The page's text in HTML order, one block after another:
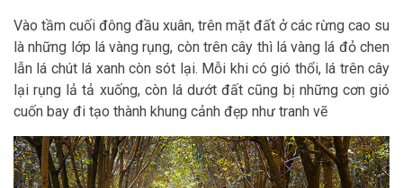
Vào tầm cuối đông đầu xuân, trên mặt đất ở các rừng cao su
là những lớp lá vàng rụng, còn trên cây thì lá vàng lá đỏ chen
lẫn lá chút lá xanh còn sót lại. Mỗi khi có gió thổi, lá trên cây
lại rụng lả tả xuống, còn lá dướt đất cũng bị những cơn gió
cuốn bay đi tạo thành khung cảnh đẹp như tranh vẽ